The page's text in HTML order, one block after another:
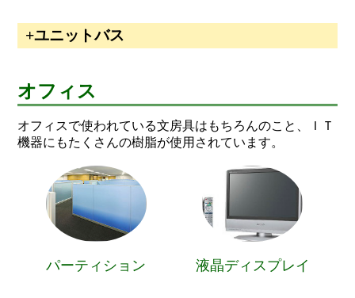
ユニットバス
オフィス
オフィスで使われている文房具はもちろんのこと、ＩＴ
機器にもたくさんの樹脂が使用されています。
パーティション 液晶ディスプレイ